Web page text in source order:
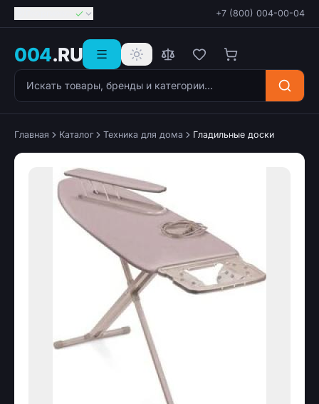
+7 (800) 004-00-04
004.RU
Поиск товаров
Главная Каталог Техника для дома Гладильные доски